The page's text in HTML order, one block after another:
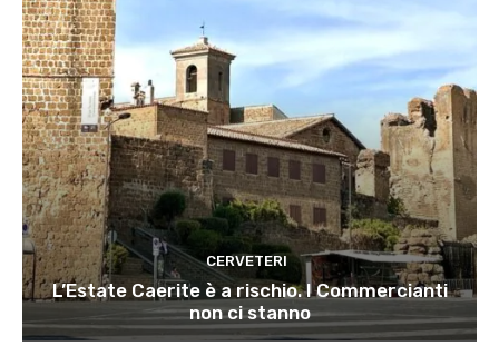
CERVETERI
L’Estate Caerite è a rischio. I Commercianti
non ci stanno